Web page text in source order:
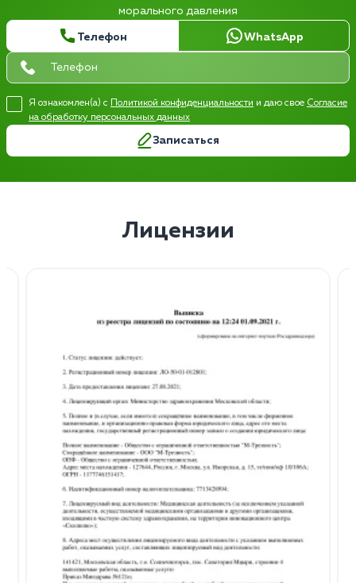
морального давления
Телефон WhatsApp
Я ознакомлен(а) с Политикой конфиденциальности и даю свое Согласие
на обработку персональных данных
Записаться
Лицензии